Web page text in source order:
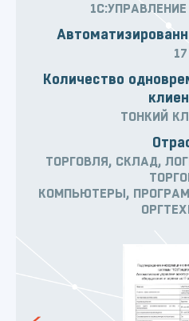
17
Количество
ТОНКИЙ
ТОРГОВЛЯ, СКЛАД,
КОМПЬЮТЕРЫ,